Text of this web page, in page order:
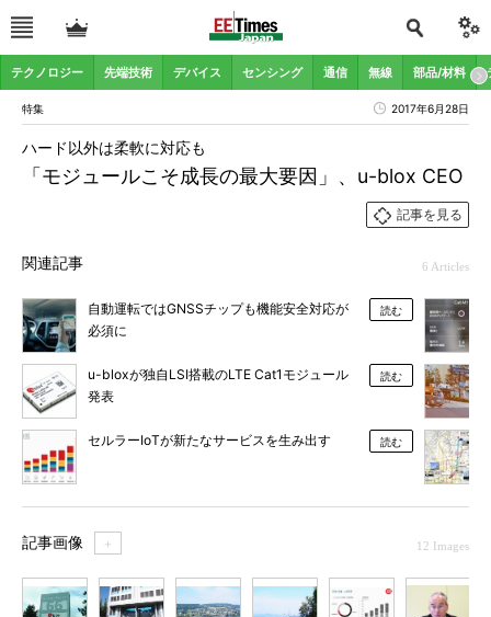
テクノロジー 先端技術 デバイス センシング 通信 無線 部品/材料
特集 2017年6月28日
「モジュールこそ成長の最大要因」、u-blox CEO
ハード以外は柔軟に対応も
記事を見る
関連記事 6 Articles
自動運転ではGNSSチップも機能安全対応が
必須に
読む
u-bloxが独自LSI搭載のLTE Cat1モジュール
発表
読む
セルラーIoTが新たなサービスを生み出す 読む
記事画像 ＋ 12 Images